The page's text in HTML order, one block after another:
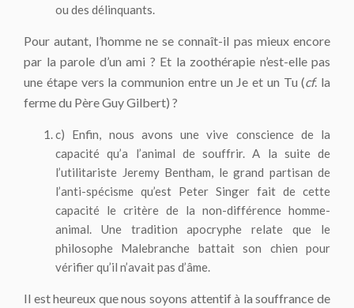
ou des délinquants.
Pour autant, l’homme ne se connaît-il pas mieux encore
par la parole d’un ami ? Et la zoothérapie n’est-elle pas
une étape vers la communion entre un Je et un Tu (cf. la
ferme du Père Guy Gilbert) ?
c) Enfin, nous avons une vive conscience de la
capacité qu’a l’animal de souffrir. A la suite de
l’utilitariste Jeremy Bentham, le grand partisan de
l’anti-spécisme qu’est Peter Singer fait de cette
capacité le critère de la non-différence homme-
animal. Une tradition apocryphe relate que le
philosophe Malebranche battait son chien pour
vérifier qu’il n’avait pas d’âme.
Il est heureux que nous soyons attentif à la souffrance de